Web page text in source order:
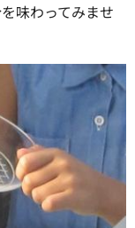
味わってみませ